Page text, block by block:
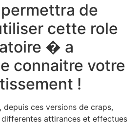
de
cette role
� a
connaitre votre
!
depuis ces versions de craps,
attirances et effectues